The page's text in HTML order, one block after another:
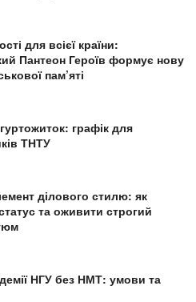
для всієї країни:
Пантеон Героїв формує нову
пам’яті
графік для
ТНТУ
ділового стилю: як
та оживити строгий
НГУ без НМТ: умови та